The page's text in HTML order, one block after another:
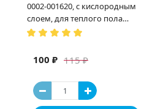
0002-001620, с кислородным
слоем, для теплого пола
(Испания)
115 ₽
100 ₽